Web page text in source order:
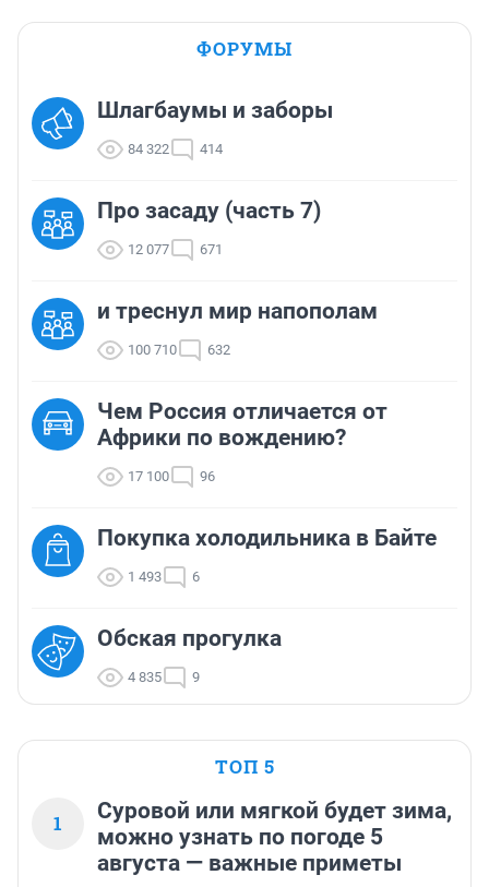
ФОРУМЫ
Шлагбаумы и заборы
84 322 414
Про засаду (часть 7)
12 077 671
и треснул мир напополам
100 710 632
Чем Россия отличается от
Африки по вождению?
17 100 96
Покупка холодильника в Байте
1 493 6
Обская прогулка
4 835 9
ТОП 5
1
Суровой или мягкой будет зима,
можно узнать по погоде 5
августа — важные приметы